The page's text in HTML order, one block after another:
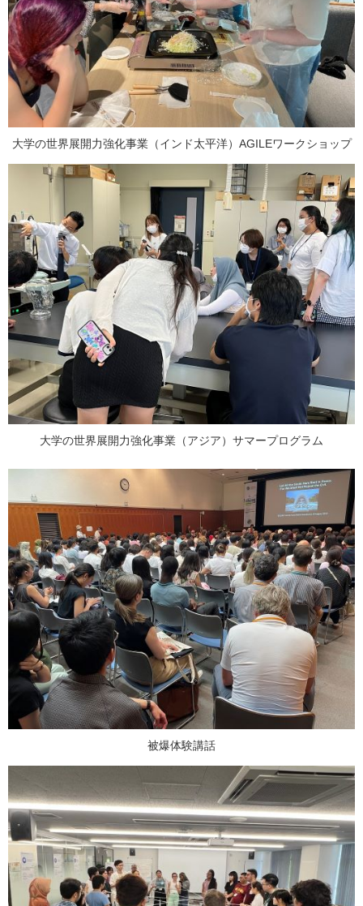
大学の世界展開力強化事業（インド太平洋）AGILEワークショップ
大学の世界展開力強化事業（アジア）サマープログラム
被爆体験講話